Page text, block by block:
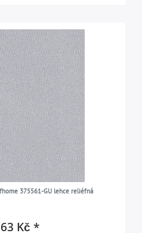
375561-GU lehce reliéfná
Kč *